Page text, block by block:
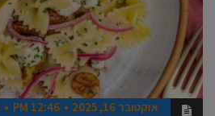
אוקטובר 16, 2025 12:46 PM